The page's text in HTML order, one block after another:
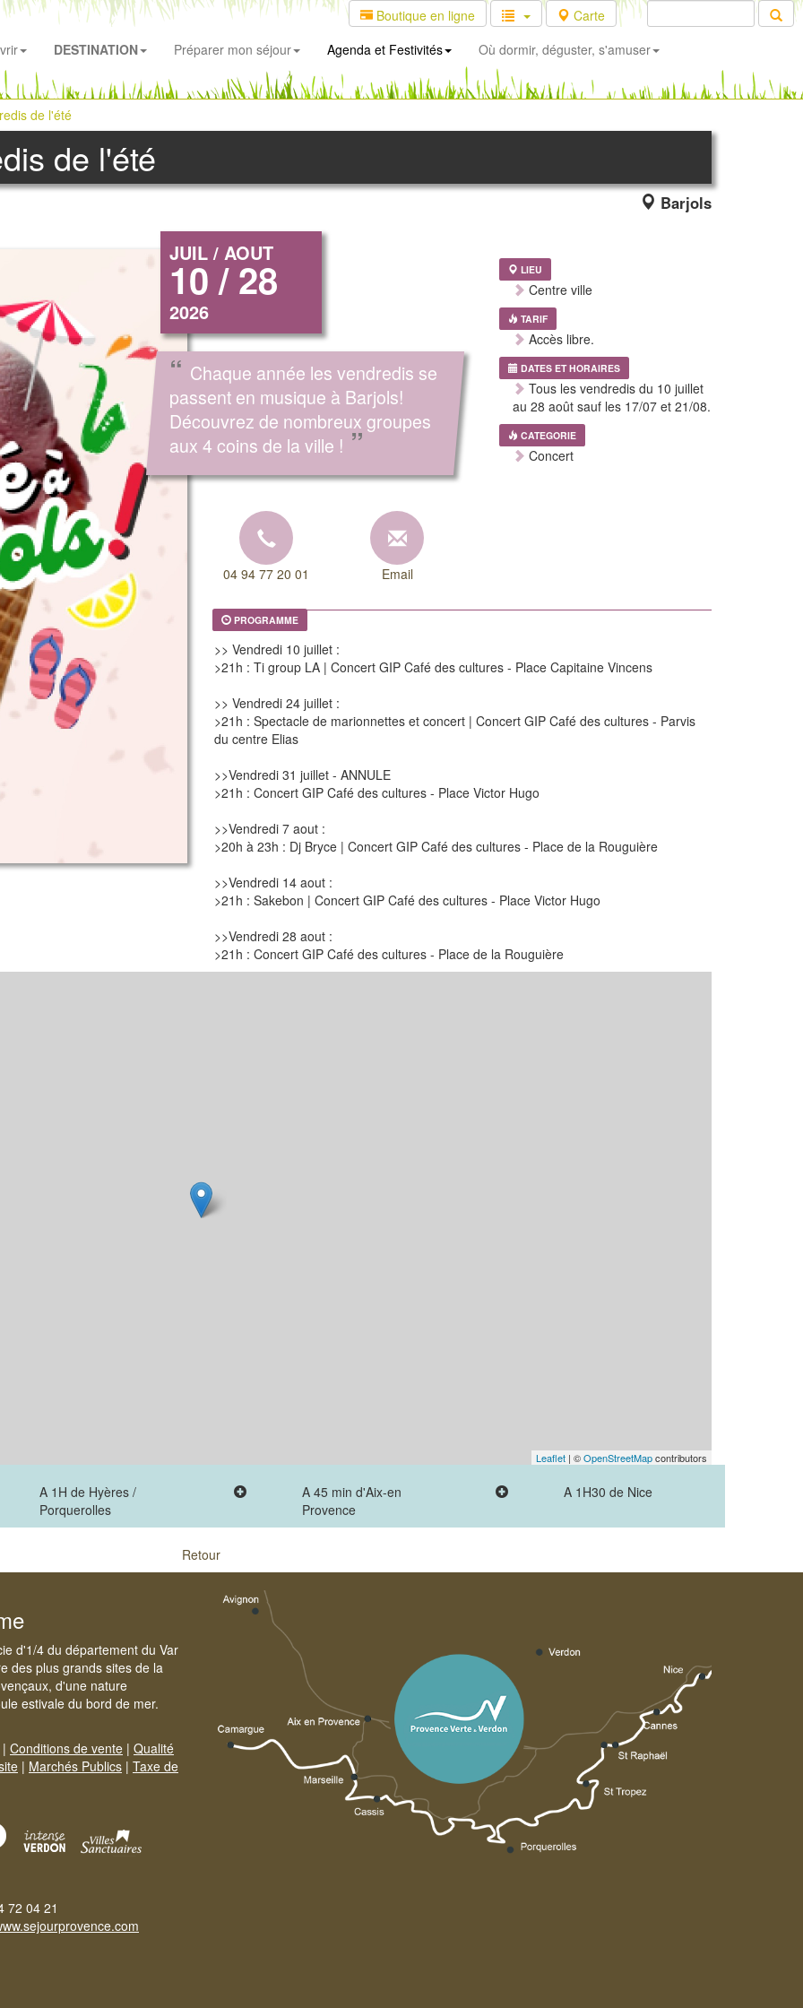
Boutique en ligne
Carte
DESTINATION Préparer mon séjour Agenda et Festivités Où dormir, déguster, s'amuser
de l'été
de l'été
Barjols
JUIL / AOUT
10 / 28
2026
“ Chaque année les vendredis se
passent en musique à Barjols!
Découvrez de nombreux groupes
aux 4 coins de la ville ! ”
LIEU
Centre ville
TARIF
Accès libre.
DATES ET HORAIRES
Tous les vendredis du 10 juillet
au 28 août sauf les 17/07 et 21/08.
CATEGORIE
Concert
04 94 77 20 01 Email
PROGRAMME
>> Vendredi 10 juillet :
>21h : Ti group LA | Concert GIP Café des cultures - Place Capitaine Vincens
>> Vendredi 24 juillet :
>21h : Spectacle de marionnettes et concert | Concert GIP Café des cultures - Parvis
du centre Elias
>>Vendredi 31 juillet - ANNULE
>21h : Concert GIP Café des cultures - Place Victor Hugo
>>Vendredi 7 aout :
>20h à 23h : Dj Bryce | Concert GIP Café des cultures - Place de la Rouguière
>>Vendredi 14 aout :
>21h : Sakebon | Concert GIP Café des cultures - Place Victor Hugo
>>Vendredi 28 aout :
>21h : Concert GIP Café des cultures - Place de la Rouguière
Leaflet | ©OpenStreetMapcontributors
A 1H de Hyères /
Porquerolles
A 45 min d'Aix-en
Provence
A 1H30 de Nice
Retour
d'1/4 du département du Var
des plus grands sites de la
d'une nature
estivale du bord de mer.
| Conditions de vente | Qualité
| Marchés Publics | Taxe de
72 04 21